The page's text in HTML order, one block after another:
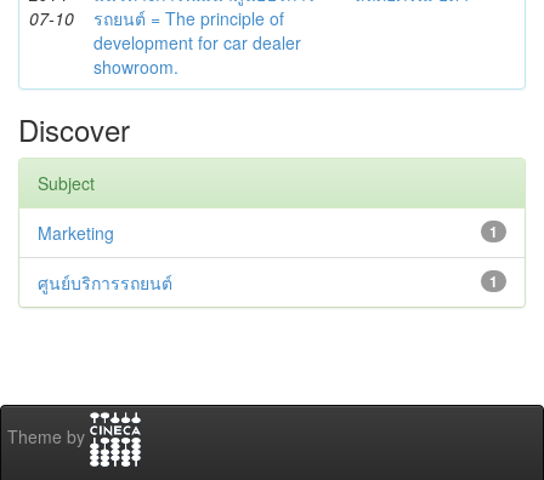
07-10
รถยนต์ = The principle of
development for car dealer
showroom.
Discover
Subject
1
Marketing
1
ศูนย์บริการรถยนต์
Theme by